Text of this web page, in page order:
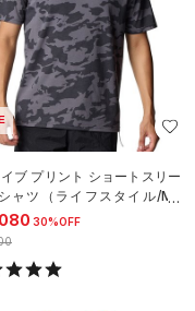
ブ プリント ショートスリー
ャツ（ライフスタイル/ME
30%OFF